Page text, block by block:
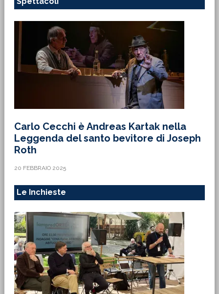
Carlo Cecchi è Andreas Kartak nella
Leggenda del santo bevitore di Joseph
Roth
20 FEBBRAIO 2025
Le Inchieste